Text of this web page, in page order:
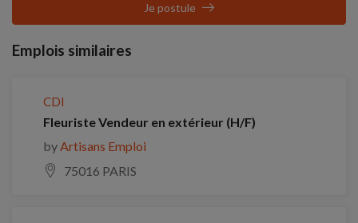
Je postule
Emplois similaires
CDI
Fleuriste Vendeur en extérieur (H/F)
byArtisans Emploi
75016 PARIS